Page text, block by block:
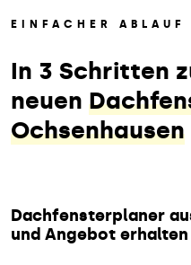
EINFACHER ABLAUF
In 3 Schritten
neuen
Ochsenhausen
Dachfensterplaner
und Angebot erhalten